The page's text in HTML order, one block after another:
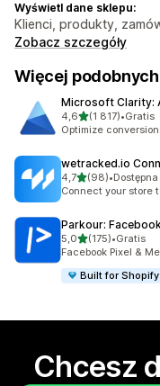
Wyświetl dane sklepu:
Klienci, produkty,
Zobacz szczegóły
Więcej
Microsoft Clarity:
4,6na 5 gwiazdek
(1 817)
Łączna liczba•Gratis
Optimize
wetracked.io
4,7na 5 gwiazdek
(98)
Łączna liczba
•
Connect your store
Parkour:
5,0na 5 gwiazdek
(175)
Łączna liczba
•Gratis
Facebook Pixel &
Built for Shopify
Chcesz